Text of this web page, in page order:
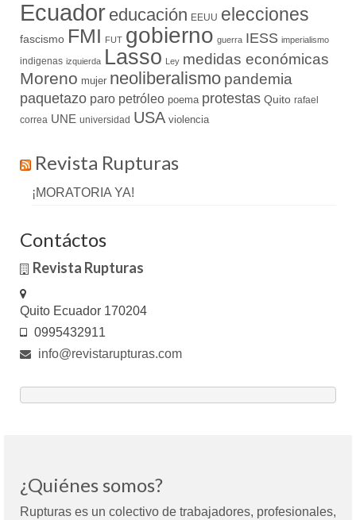
Ecuador educación EEUU elecciones
fascismo FMI FUT gobierno guerra IESS imperialismo
indigenas izquierda Lasso Ley medidas económicas
Moreno mujer neoliberalismo pandemia
paquetazo paro petróleo poema protestas Quito rafael
correa UNE universidad USA violencia
Revista Rupturas
¡MORATORIA YA!
Contáctos
Revista Rupturas
Quito Ecuador 170204
0995432911
info@revistarupturas.com
¿Quiénes somos?
Rupturas es un colectivo de trabajadores, profesionales,